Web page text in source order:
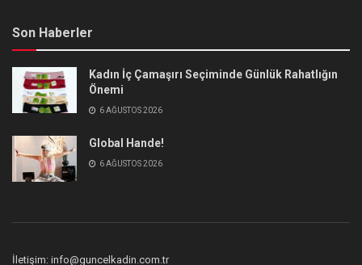
Son Haberler
Kadın İç Çamaşırı Seçiminde Günlük Rahatlığın
Önemi
6 AĞUSTOS 2026
Global Hande!
6 AĞUSTOS 2026
İletişim: info@guncelkadin.com.tr